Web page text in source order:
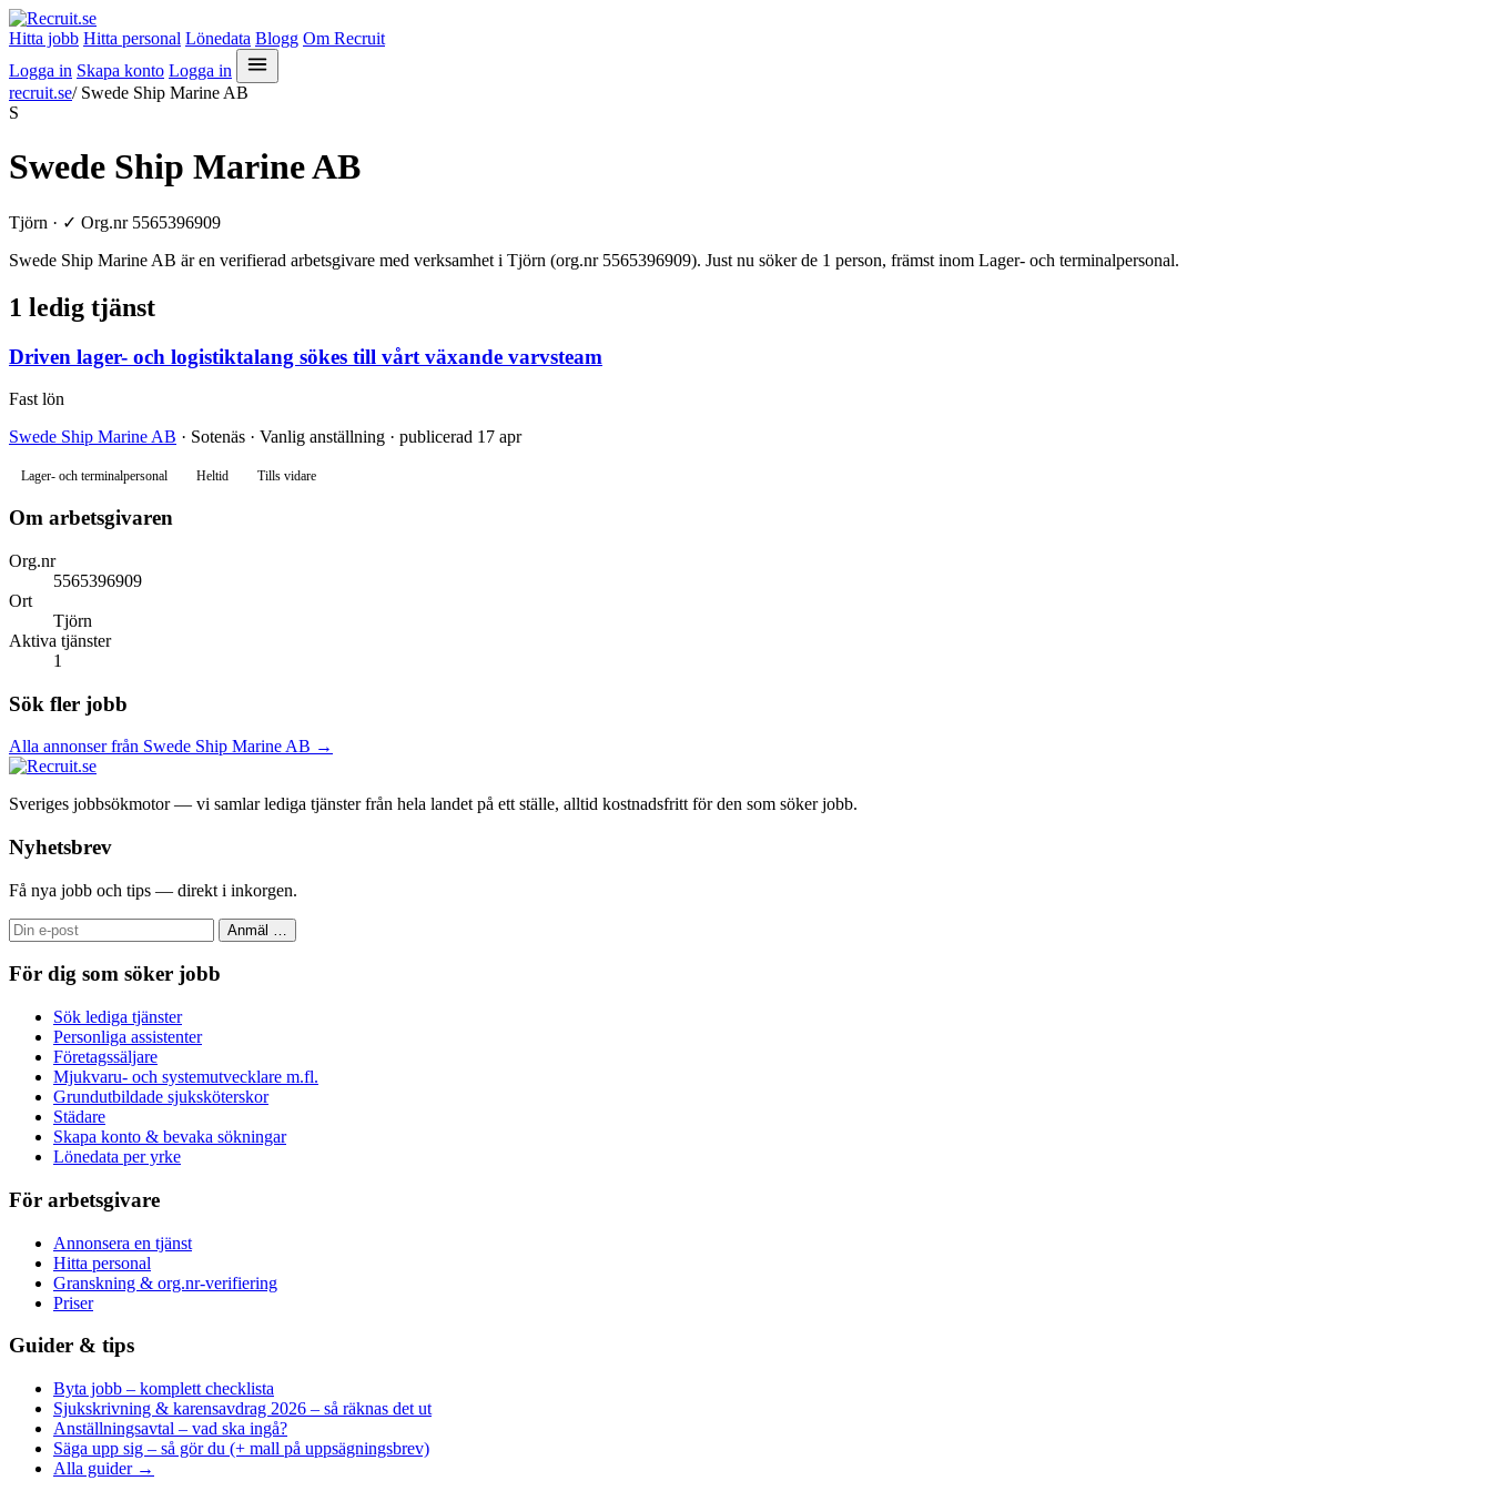
Hitta jobb Hitta personal Lönedata Blogg Om Recruit
Logga in Skapa konto Logga in
recruit.se/ Swede Ship Marine AB
S
Swede Ship Marine AB
Tjörn · ✓ Org.nr 5565396909
Swede Ship Marine AB är en verifierad arbetsgivare med verksamhet i Tjörn (org.nr 5565396909). Just nu söker de 1 person, främst inom Lager- och terminalpersonal.
1 ledig tjänst
Driven lager- och logistiktalang sökes till vårt växande varvsteam
Fast lön
Swede Ship Marine AB · Sotenäs · Vanlig anställning · publicerad 17 apr
Lager- och terminalpersonal Heltid Tills vidare
Om arbetsgivaren
Org.nr
5565396909
Ort
Tjörn
Aktiva tjänster
1
Sök fler jobb
Alla annonser från Swede Ship Marine AB →
Sveriges jobbsökmotor — vi samlar lediga tjänster från hela landet på ett ställe, alltid kostnadsfritt för den som söker jobb.
Nyhetsbrev
Få nya jobb och tips — direkt i inkorgen.
Anmäl
För dig som söker jobb
Sök lediga tjänster
Personliga assistenter
Företagssäljare
Mjukvaru- och systemutvecklare m.fl.
Grundutbildade sjuksköterskor
Städare
Skapa konto & bevaka sökningar
Lönedata per yrke
För arbetsgivare
Annonsera en tjänst
Hitta personal
Granskning & org.nr-verifiering
Priser
Guider & tips
Byta jobb – komplett checklista
Sjukskrivning & karensavdrag 2026 – så räknas det ut
Anställningsavtal – vad ska ingå?
Säga upp sig – så gör du (+ mall på uppsägningsbrev)
Alla guider →